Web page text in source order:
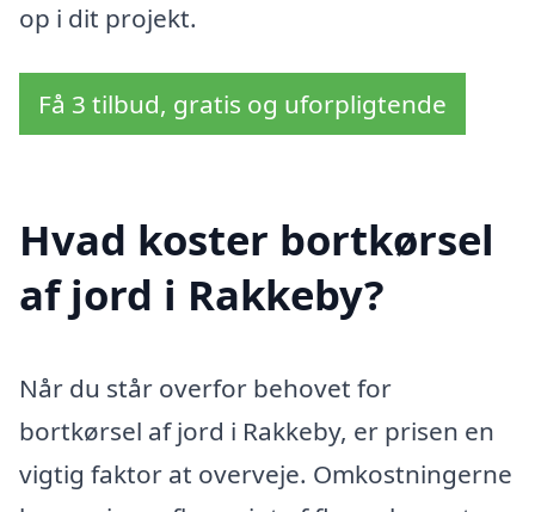
op i dit projekt.
Få 3 tilbud, gratis og uforpligtende
Hvad koster bortkørsel
af jord i Rakkeby?
Når du står overfor behovet for
bortkørsel af jord i Rakkeby, er prisen en
vigtig faktor at overveje. Omkostningerne